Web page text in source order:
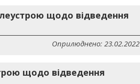
щодо відведення
Оприлюднено: 23.02.2022
щодо відведення